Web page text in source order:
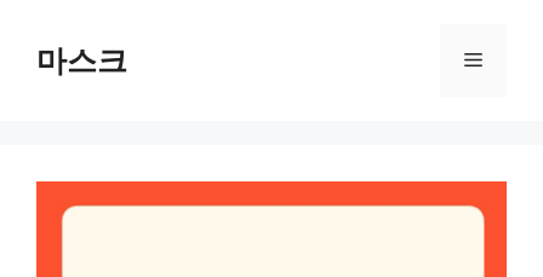
마스크 메